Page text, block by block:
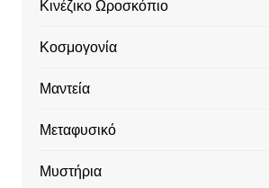
Κινέζικο Ωροσκόπιο
Κοσμογονία
Μαντεία
Μεταφυσικό
Μυστήρια